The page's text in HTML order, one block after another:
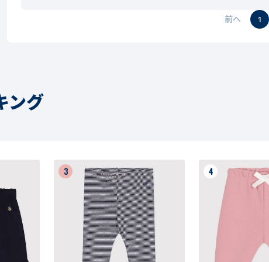
1
ング
3 4